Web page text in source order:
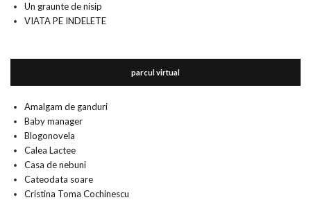
Un graunte de nisip
VIATA PE INDELETE
parcul virtual
Amalgam de ganduri
Baby manager
Blogonovela
Calea Lactee
Casa de nebuni
Cateodata soare
Cristina Toma Cochinescu